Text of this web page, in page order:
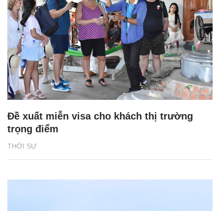
THỜI SỰ
Đề xuất miễn visa cho khách thị trường
trọng điểm